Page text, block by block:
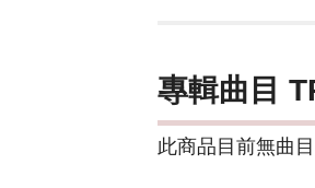
專輯曲目
此商品目前無曲